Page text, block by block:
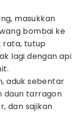
masukkan
bombai ke
rata, tutup
lagi dengan api
aduk sebentar
daun tarragon
dan sajikan